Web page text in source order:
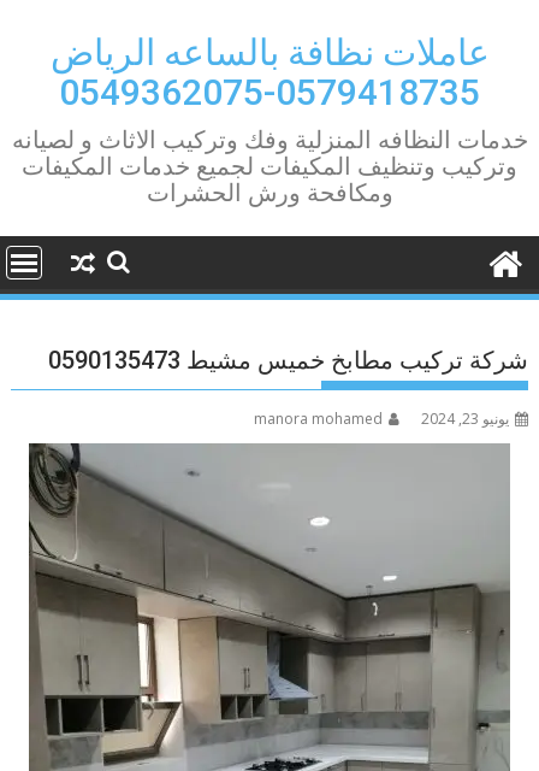
contentعاملات نظافة بالساعه الرياض
0579418735-0549362075
خدمات النظافه المنزلية وفك وتركيب الاثاث و لصيانه
وتركيب وتنظيف المكيفات لجميع خدمات المكيفات
ومكافحة ورش الحشرات
شركة تركيب مطابخ خميس مشيط 0590135473
يونيو 23, 2024 manora mohamed